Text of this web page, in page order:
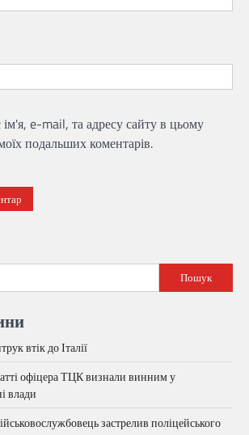
e-mail, та адресу сайту в цьому
подальших коментарів.
Пошук
втік до Італії
офіцера ТЦК визнали винним у
влади
застрелив поліцейського